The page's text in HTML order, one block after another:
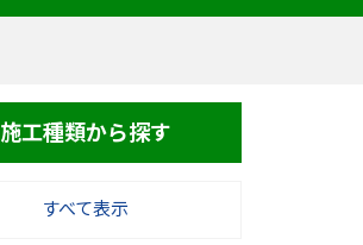
施工種類から探す
すべて表示